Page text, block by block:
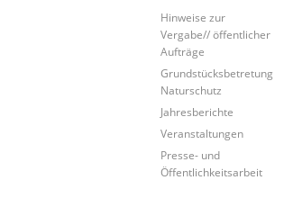
Hinweise zur
Vergabe// öffentlicher
Aufträge
Grundstücksbetretung
Naturschutz
Jahresberichte
Veranstaltungen
Presse- und
Öffentlichkeitsarbeit